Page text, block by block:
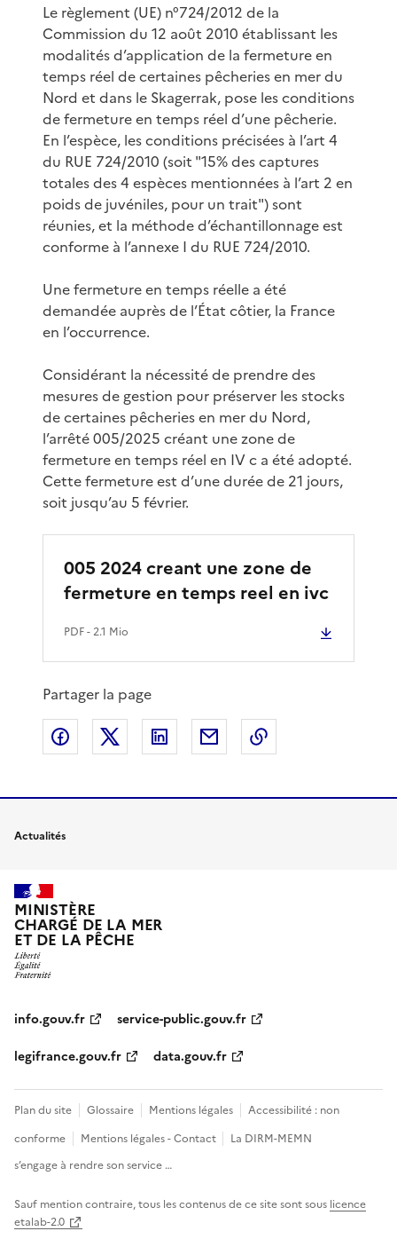
Le règlement (UE) n°724/2012 de la
Commission du 12 août 2010 établissant les
modalités d’application de la fermeture en
temps réel de certaines pêcheries en mer du
Nord et dans le Skagerrak, pose les conditions
de fermeture en temps réel d’une pêcherie.
En l’espèce, les conditions précisées à l’art 4
du RUE 724/2010 (soit "15% des captures
totales des 4 espèces mentionnées à l’art 2 en
poids de juvéniles, pour un trait") sont
réunies, et la méthode d’échantillonnage est
conforme à l’annexe I du RUE 724/2010.
Une fermeture en temps réelle a été
demandée auprès de l’État côtier, la France
en l’occurrence.
Considérant la nécessité de prendre des
mesures de gestion pour préserver les stocks
de certaines pêcheries en mer du Nord,
l’arrêté 005/2025 créant une zone de
fermeture en temps réel en IV c a été adopté.
Cette fermeture est d’une durée de 21 jours,
soit jusqu’au 5 février.
005 2024 creant une zone de
fermeture en temps reel en ivc
PDF- 2.1 Mio
Partager la page
Partager sur Facebook
Partager sur XPartager sur LinkedIn
Partager par email
Actualités
MINISTÈRE
CHARGÉ DE LA MER
ET DE LA PÊCHE
info.gouv.fr
service-public.gouv.fr
legifrance.gouv.fr
data.gouv.fr
Plan du site Glossaire Mentions légales
Accessibilité : non
conforme
Mentions légales - Contact
La DIRM-MEMN
s’engage à rendre son service …
Sauf mention contraire, tous les contenus de ce site sont sous licence
etalab-2.0